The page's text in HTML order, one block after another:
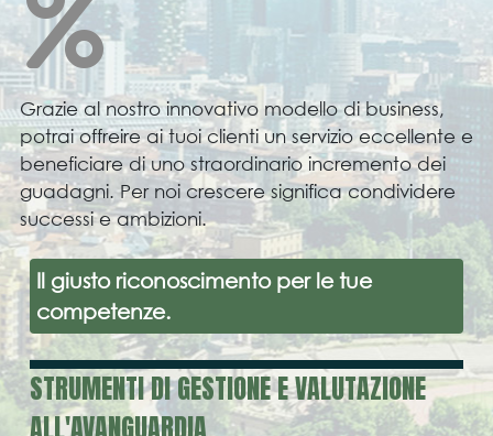
Grazie al nostro innovativo modello di business,
potrai offreire ai tuoi clienti un servizio eccellente e
beneficiare di uno straordinario incremento dei
guadagni. Per noi crescere significa condividere
successi e ambizioni.
Il giusto riconoscimento per le tue
competenze.
STRUMENTI DI GESTIONE E VALUTAZIONE